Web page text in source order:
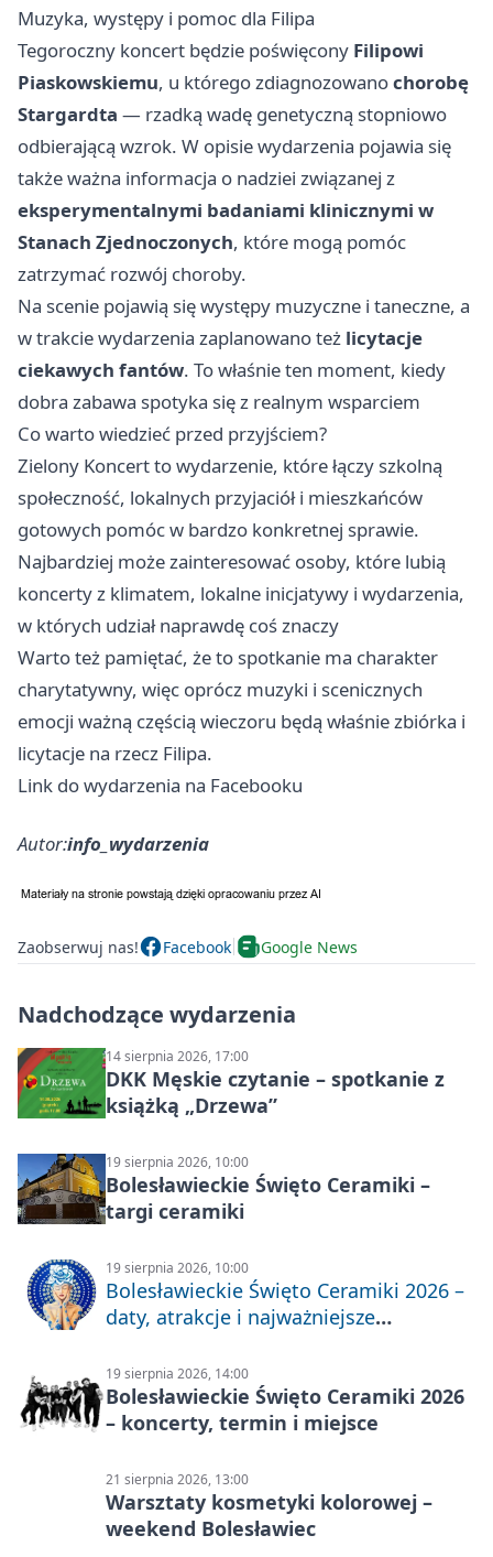
Muzyka, występy i pomoc dla Filipa
Tegoroczny koncert będzie poświęcony Filipowi
Piaskowskiemu, u którego zdiagnozowanochorobę
Stargardta — rzadką wadę genetyczną stopniowo
odbierającą wzrok. W opisie wydarzenia pojawia się
także ważna informacja o nadziei związanej z
eksperymentalnymi badaniami klinicznymi w
Stanach Zjednoczonych, które mogą pomóc
zatrzymać rozwój choroby.
Na scenie pojawią się występy muzyczne i taneczne, a
w trakcie wydarzenia zaplanowano też licytacje
ciekawych fantów. To właśnie ten moment, kiedy
dobra zabawa spotyka się z realnym wsparciem
Co warto wiedzieć przed przyjściem?
Zielony Koncert to wydarzenie, które łączy szkolną
społeczność, lokalnych przyjaciół i mieszkańców
gotowych pomóc w bardzo konkretnej sprawie.
Najbardziej może zainteresować osoby, które lubią
koncerty z klimatem, lokalne inicjatywy i wydarzenia,
w których udział naprawdę coś znaczy
Warto też pamiętać, że to spotkanie ma charakter
charytatywny, więc oprócz muzyki i scenicznych
emocji ważną częścią wieczoru będą właśnie zbiórka i
licytacje na rzecz Filipa.
Link do wydarzenia na Facebooku
Autor:info_wydarzenia
Zaobserwuj nas! Facebook Google News
Nadchodzące wydarzenia
14 sierpnia 2026, 17:00
DKK Męskie czytanie – spotkanie z
książką „Drzewa”
19 sierpnia 2026, 10:00
Bolesławieckie Święto Ceramiki –
targi ceramiki
19 sierpnia 2026, 10:00
Bolesławieckie Święto Ceramiki 2026 –
daty, atrakcje i najważniejsze
19 sierpnia 2026, 14:00
Bolesławieckie Święto Ceramiki 2026
– koncerty, termin i miejsce
21 sierpnia 2026, 13:00
Warsztaty kosmetyki kolorowej –
weekend Bolesławiec